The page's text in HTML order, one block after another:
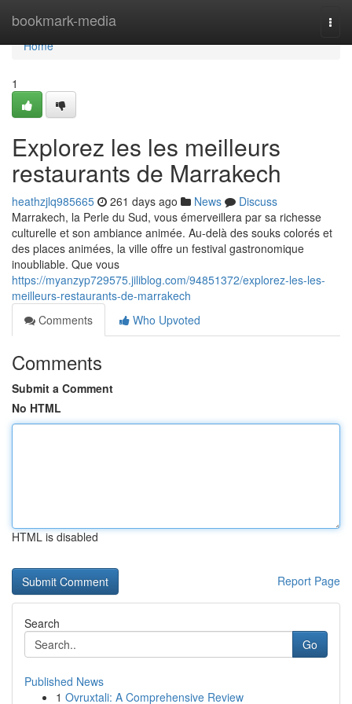
bookmark-media
Home
Home
1
Explorez les les meilleurs
restaurants de Marrakech
heathzjlq985665 261 days ago News
Discuss
Marrakech, la Perle du Sud, vous émerveillera par sa richesse
culturelle et son ambiance animée. Au-delà des souks colorés et
des places animées, la ville offre un festival gastronomique
inoubliable. Que vous
https://myanzyp729575.jiliblog.com/94851372/explorez-les-les-
meilleurs-restaurants-de-marrakech
Comments
Who Upvoted
Comments
Submit a Comment
No HTML
HTML is disabled
Report Page
Search
Go
Published News
1 Ovruxtali: A Comprehensive Review